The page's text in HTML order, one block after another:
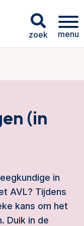
zoek menu
(in
in
AVL? Tijdens
kans om het
Duik in de